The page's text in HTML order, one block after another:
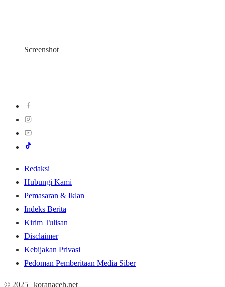
Screenshot
Redaksi
Hubungi Kami
Pemasaran & Iklan
Indeks Berita
Kirim Tulisan
Disclaimer
Kebijakan Privasi
Pedoman Pemberitaan Media Siber
© 2025 | koranaceh.net